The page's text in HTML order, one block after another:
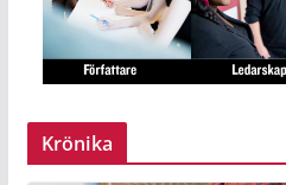
Krönika